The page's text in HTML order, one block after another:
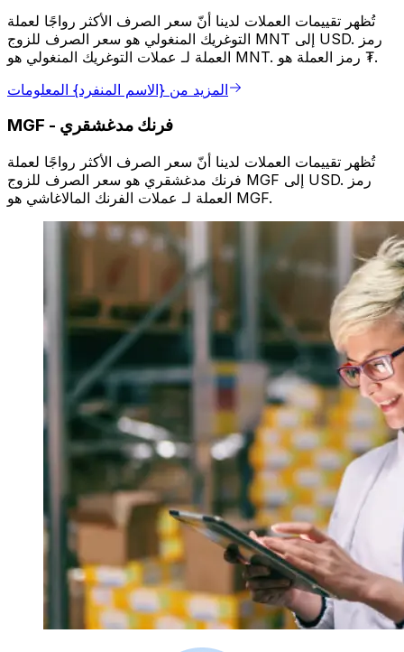
تُظهر تقييمات العملات لدينا أنّ سعر الصرف الأكثر رواجًا لعملة
التوغريك المنغولي هو سعر الصرف للزوج MNT إلى USD. رمز
العملة لـ عملات التوغريك المنغولي هو MNT. رمز العملة هو ₮.
المزيد من {الاسم المنفرد} المعلومات
MGF - فرنك مدغشقري
تُظهر تقييمات العملات لدينا أنّ سعر الصرف الأكثر رواجًا لعملة
فرنك مدغشقري هو سعر الصرف للزوج MGF إلى USD. رمز
العملة لـ عملات الفرنك المالاغاشي هو MGF.